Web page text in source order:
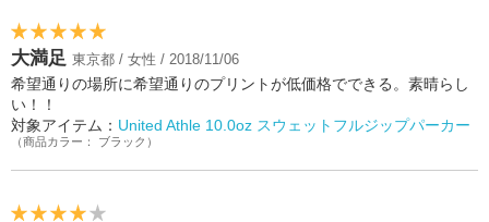
大満足 東京都 / 女性 / 2018/11/06
希望通りの場所に希望通りのプリントが低価格でできる。素晴らし
い！！
対象アイテム： United Athle 10.0oz スウェットフルジップパーカー
（商品カラー： ブラック）